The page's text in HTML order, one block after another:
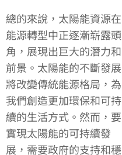
總的來說，太陽能資源在
能源轉型中正逐漸崭露頭
角，展現出巨大的潛力和
前景。太陽能的不斷發展
將改變傳統能源格局，為
我們創造更加環保和可持
續的生活方式。然而，要
實現太陽能的可持續發
展，需要政府的支持和穩